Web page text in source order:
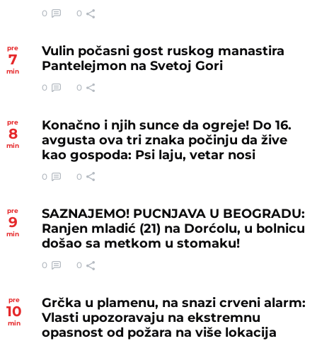
0 0
pre
7
min
Vulin počasni gost ruskog manastira
Pantelejmon na Svetoj Gori
0 0
pre
8
min
Konačno i njih sunce da ogreje! Do 16.
avgusta ova tri znaka počinju da žive
kao gospoda: Psi laju, vetar nosi
0 0
pre
9
min
SAZNAJEMO! PUCNJAVA U BEOGRADU:
Ranjen mladić (21) na Dorćolu, u bolnicu
došao sa metkom u stomaku!
0 0
pre
10
min
Grčka u plamenu, na snazi crveni alarm:
Vlasti upozoravaju na ekstremnu
opasnost od požara na više lokacija